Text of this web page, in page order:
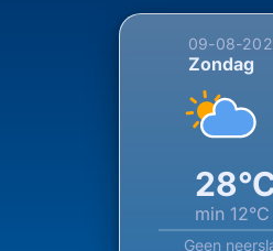
09-08-
Zondag
min 12°C
Geen